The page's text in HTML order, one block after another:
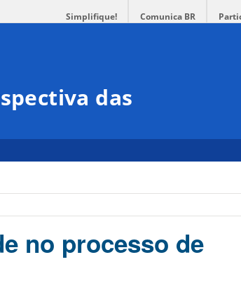
Simplifique! Comunica BR
das
no processo de